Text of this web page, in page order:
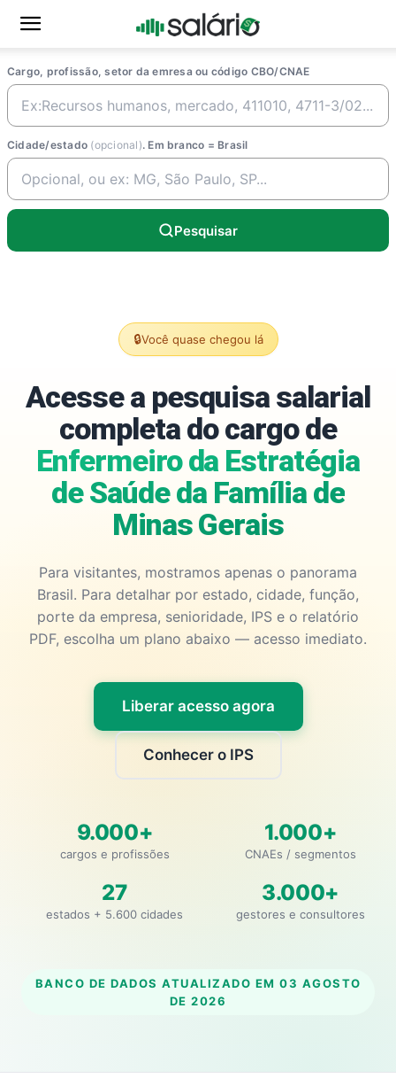
Cargo, profissão, setor da emresa ou código CBO/CNAE
Cidade/estado (opcional). Em branco = Brasil
Pesquisar
🔒Você quase chegou lá
Acesse a pesquisa salarial
completa do cargo de
Enfermeiro da Estratégia
de Saúde da Família de
Minas Gerais
Para visitantes, mostramos apenas o panorama
Brasil. Para detalhar por estado, cidade, função,
porte da empresa, senioridade, IPS e o relatório
PDF, escolha um plano abaixo — acesso imediato.
Liberar acesso agora
Conhecer o IPS
9.000+
cargos e profissões
1.000+
CNAEs / segmentos
27
estados + 5.600 cidades
3.000+
gestores e consultores
BANCO DE DADOS ATUALIZADO EM 03 AGOSTO
DE 2026